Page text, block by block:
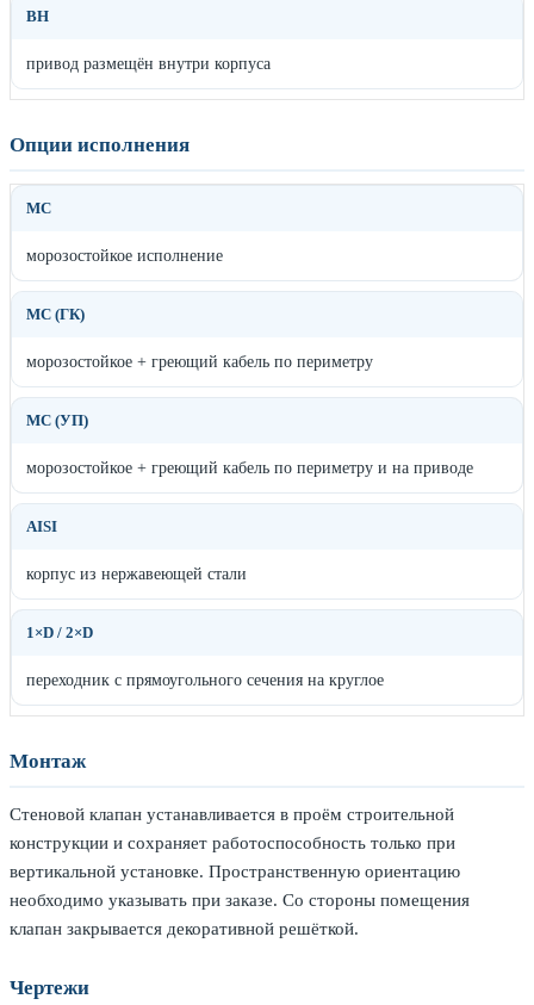
ВН
привод размещён внутри корпуса
Опции исполнения
МС
морозостойкое исполнение
МС (ГК)
морозостойкое + греющий кабель по периметру
МС (УП)
морозостойкое + греющий кабель по периметру и на приводе
AISI
корпус из нержавеющей стали
1×D / 2×D
переходник с прямоугольного сечения на круглое
Монтаж
Стеновой клапан устанавливается в проём строительной
конструкции и сохраняет работоспособность только при
вертикальной установке. Пространственную ориентацию
необходимо указывать при заказе. Со стороны помещения
клапан закрывается декоративной решёткой.
Чертежи